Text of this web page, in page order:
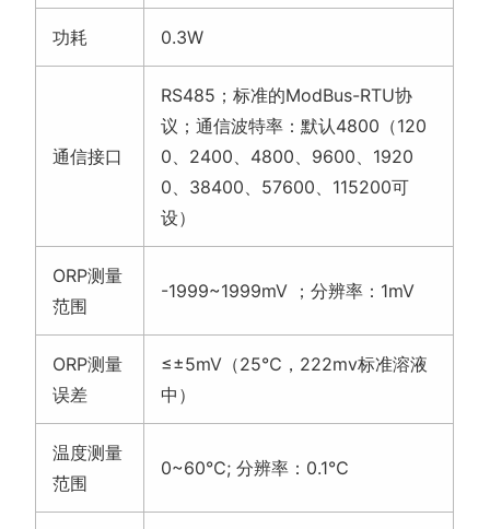
功耗 0.3W
通信接口
RS485；标准的ModBus-RTU协
议；通信波特率：默认4800（120
0、2400、4800、9600、1920
0、38400、57600、115200可
设）
ORP测量
范围
-1999~1999mV ；分辨率：1mV
ORP测量
误差
≤±5mV（25℃，222mv标准溶液
中）
温度测量
范围
0~60℃; 分辨率：0.1℃